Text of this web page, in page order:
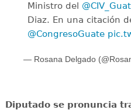
Ministro del
Diaz. En una citación
@CongresoGuate
— Rosana Delgado
Diputado se pronuncia